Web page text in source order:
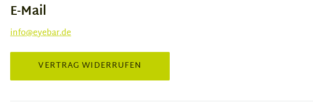
E-Mail
info@eyebar.de
VERTRAG WIDERRUFEN